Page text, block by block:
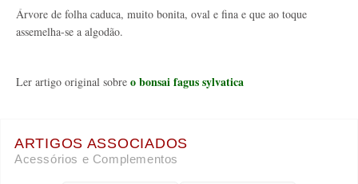
Árvore de folha caduca, muito bonita, oval e fina e que ao toque
assemelha-se a algodão.
Ler artigo original sobre o bonsai fagus sylvatica
ARTIGOS ASSOCIADOS
Acessórios e Complementos